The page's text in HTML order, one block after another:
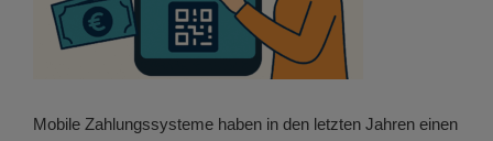
Mobile Zahlungssysteme haben in den letzten Jahren einen